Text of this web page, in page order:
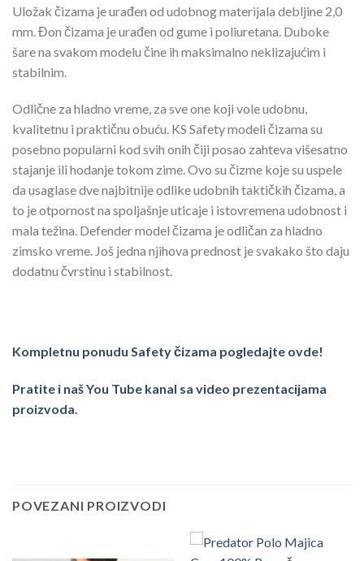
Uložak čizama je urađen od udobnog materijala debljine 2,0
mm. Đon čizama je urađen od gume i poliuretana. Duboke
šare na svakom modelu čine ih maksimalno neklizajućim i
stabilnim.
Odlične za hladno vreme, za sve one koji vole udobnu,
kvalitetnu i praktičnu obuću. KS Safety modeli čizama su
posebno popularni kod svih onih čiji posao zahteva višesatno
stajanje ili hodanje tokom zime. Ovo su čizme koje su uspele
da usaglase dve najbitnije odlike udobnih taktičkih čizama, a
to je otpornost na spoljašnje uticaje i istovremena udobnost i
mala težina. Defender model čizama je odličan za hladno
zimsko vreme. Još jedna njihova prednost je svakako što daju
dodatnu čvrstinu i stabilnost.
Kompletnu ponudu Safety čizama pogledajte ovde!
Pratite i naš You Tube kanal sa video prezentacijama
proizvoda.
POVEZANI PROIZVODI